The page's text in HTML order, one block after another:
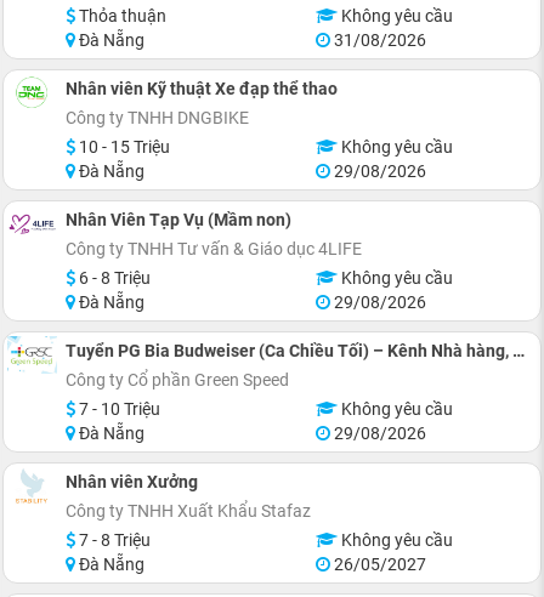
Thỏa thuận
Không yêu cầu
Đà Nẵng
31/08/2026
Nhân viên Kỹ thuật Xe đạp thể thao
Công ty TNHH DNGBIKE
10 - 15 Triệu
Không yêu cầu
Đà Nẵng
29/08/2026
Nhân Viên Tạp Vụ (Mầm non)
Công ty TNHH Tư vấn & Giáo dục 4LIFE
6 - 8 Triệu
Không yêu cầu
Đà Nẵng
29/08/2026
Tuyển PG Bia Budweiser (Ca Chiều Tối) – Kênh Nhà hàng, Quán Ăn
Công ty Cổ phần Green Speed
7 - 10 Triệu
Không yêu cầu
Đà Nẵng
29/08/2026
Nhân viên Xưởng
Công ty TNHH Xuất Khẩu Stafaz
7 - 8 Triệu
Không yêu cầu
Đà Nẵng
26/05/2027